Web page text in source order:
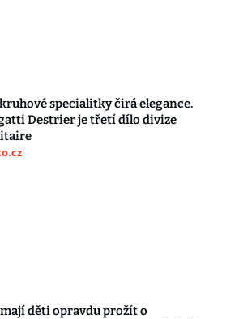
specialitky čirá elegance.
Destrier je třetí dílo divize
děti opravdu prožít o